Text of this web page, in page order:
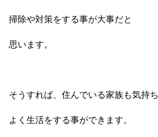
掃除や対策をする事が大事だと
思います。
そうすれば、住んでいる家族も気持ち
よく生活をする事ができます。